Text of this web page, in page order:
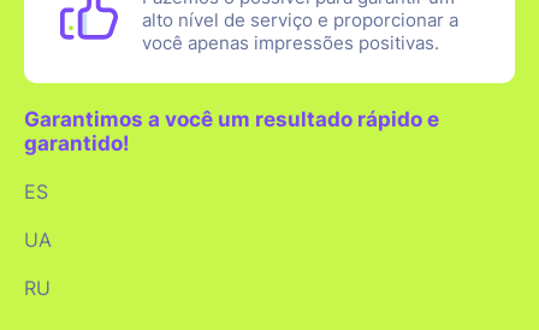
alto nível de serviço e proporcionar a
você apenas impressões positivas.
Garantimos a você um resultado rápido e
garantido!
ES
UA
RU